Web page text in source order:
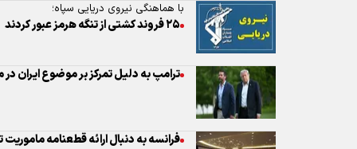
با هماهنگی نیروی دریایی سپاه؛
۲۵ فروند کشتی از تنگه هرمز عبور کردند
ترامپ به دلیل تمرکز بر موضوع ایران
فرانسه به دنبال ارائه قطعنامه